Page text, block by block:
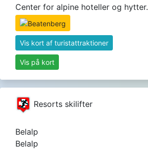
Center for alpine hoteller og hytter.
Vis kort af turistattraktioner
Vis på kort
Resorts skilifter
Belalp
Belalp